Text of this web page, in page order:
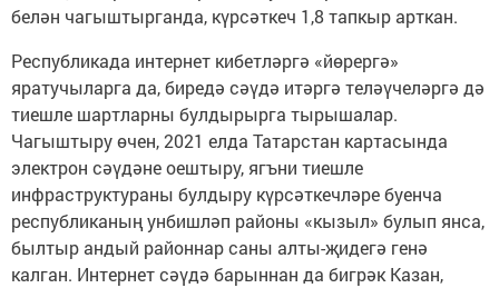
белән чагыштырганда, күрсәткеч 1,8 тапкыр арткан.
Республикада интернет кибетләргә «йөрергә»
яратучыларга да, биредә сәүдә итәргә теләүчеләргә дә
тиешле шартларны булдырырга тырышалар.
Чагыштыру өчен, 2021 елда Татарстан картасында
электрон сәүдәне оештыру, ягъни тиешле
инфраструктураны булдыру күрсәткечләре буенча
республиканың унбишләп районы «кызыл» булып янса,
былтыр андый районнар саны алты-җидегә генә
калган. Интернет сәүдә барыннан да бигрәк Казан,